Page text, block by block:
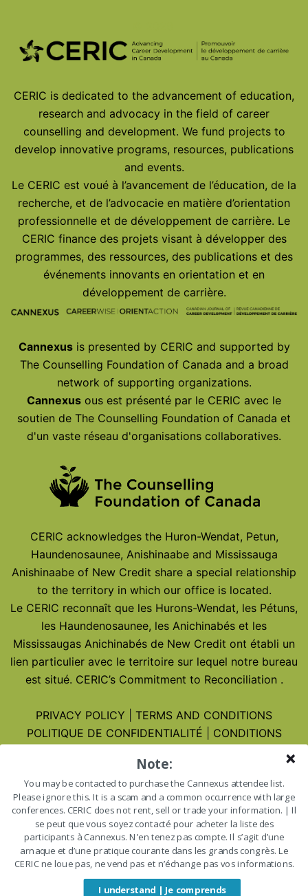
CERIC is dedicated to the advancement of education,
research and advocacy in the field of career
counselling and development. We fund projects to
develop innovative programs, resources, publications
and events.
Le CERIC est voué à l’avancement de l’éducation, de la
recherche, et de l’advocacie en matière d’orientation
professionnelle et de développement de carrière. Le
CERIC finance des projets visant à développer des
programmes, des ressources, des publications et des
événements innovants en orientation et en
développement de carrière.
Cannexusis presented by CERIC and supported by
The Counselling Foundation of Canada and a broad
network of supporting organizations.
Cannexus ous est présenté par le CERIC avec le
soutien de The Counselling Foundation of Canada et
d'un vaste réseau d'organisations collaboratives.
CERIC acknowledges the Huron-Wendat, Petun,
Haundenosaunee, Anishinaabe and Mississauga
Anishinaabe of New Credit share a special relationship
to the territory in which our office is located.
Le CERIC reconnaît que les Hurons-Wendat, les Pétuns,
les Haundenosaunee, les Anichinabés et les
Mississaugas Anichinabés de New Credit ont établi un
lien particulier avec le territoire sur lequel notre bureau
est situé. CERIC’s Commitment to Reconciliation .
PRIVACY POLICY
TERMS AND CONDITIONS
POLITIQUE DE CONFIDENTIALITÉ
CONDITIONS
Cannexus27 – January 25-27, 2027
Cannexus27 – 25-27 janvier 2027
Note:
You may be contacted to purchase the Cannexus attendee list.
Please ignore this. It is a scam and a common occurrence with large
conferences. CERIC does not rent, sell or trade your information. | Il
se peut que vous soyez contacté pour acheter la liste des
participants à Cannexus. N’en tenez pas compte. Il s’agit d’une
arnaque et d’une pratique courante dans les grands congrès. Le
CERIC ne loue pas, ne vend pas et n’échange pas vos informations.
I understand | Je comprends